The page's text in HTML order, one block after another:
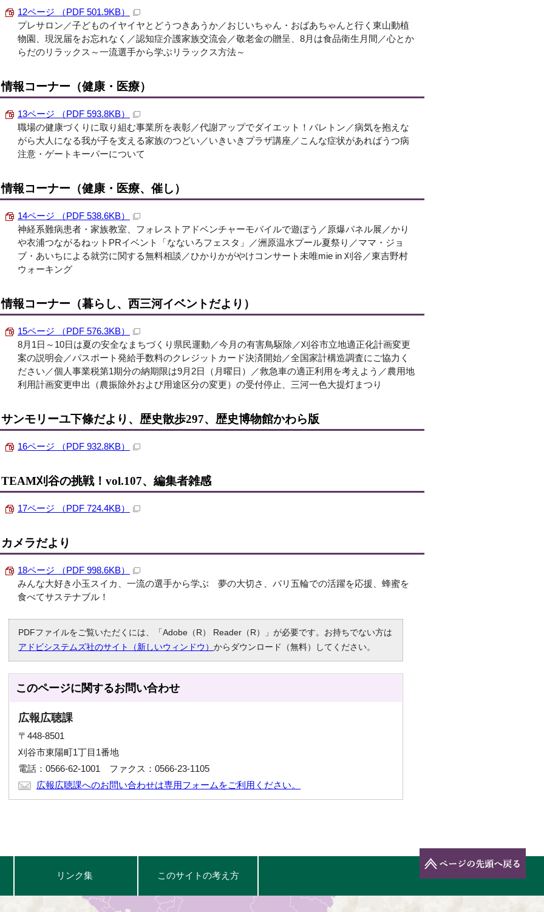
12ページ （PDF 501.9KB）
プレサロン／子どものイヤイヤとどうつきあうか／おじいちゃん・おばあちゃんと行く東山動植
物園、現況届をお忘れなく／認知症介護家族交流会／敬老金の贈呈、8月は食品衛生月間／心とか
らだのリラックス～一流選手から学ぶリラックス方法～
情報コーナー（健康・医療）
13ページ （PDF 593.8KB）
職場の健康づくりに取り組む事業所を表彰／代謝アップでダイエット！バレトン／病気を抱えな
がら大人になる我が子を支える家族のつどい／いきいきプラザ講座／こんな症状があればうつ病
注意・ゲートキーパーについて
情報コーナー（健康・医療、催し）
14ページ （PDF 538.6KB）
神経系難病患者・家族教室、フォレストアドベンチャーモバイルで遊ぼう／原爆パネル展／かり
や衣浦つながるねットPRイベント「なないろフェスタ」／洲原温水プール夏祭り／ママ・ジョ
ブ・あいちによる就労に関する無料相談／ひかりかがやけコンサート未唯mie in 刈谷／東吉野村
ウォーキング
情報コーナー（暮らし、西三河イベントだより）
15ページ （PDF 576.3KB）
8月1日～10日は夏の安全なまちづくり県民運動／今月の有害鳥駆除／刈谷市立地適正化計画変更
案の説明会／パスポート発給手数料のクレジットカード決済開始／全国家計構造調査にご協力く
ださい／個人事業税第1期分の納期限は9月2日（月曜日）／救急車の適正利用を考えよう／農用地
利用計画変更申出（農振除外および用途区分の変更）の受付停止、三河一色大提灯まつり
サンモリーユ下條だより、歴史散歩297、歴史博物館かわら版
16ページ （PDF 932.8KB）
TEAM刈谷の挑戦！vol.107、編集者雑感
17ページ （PDF 724.4KB）
カメラだより
18ページ （PDF 998.6KB）
みんな大好き小玉スイカ、一流の選手から学ぶ 夢の大切さ、パリ五輪での活躍を応援、蜂蜜を
食べてサステナブル！
PDFファイルをご覧いただくには、「Adobe（R） Reader（R）」が必要です。お持ちでない方は
アドビシステムズ社のサイト（新しいウィンドウ） からダウンロード（無料）してください。
このページに関するお問い合わせ
広報広聴課
〒448-8501
刈谷市東陽町1丁目1番地
電話：0566-62-1001 ファクス：0566-23-1105
広報広聴課へのお問い合わせは専用フォームをご利用ください。
リンク集 このサイトの考え方